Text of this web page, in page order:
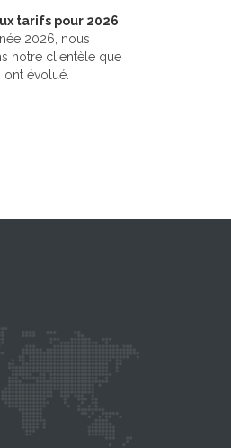
tarifs pour 2026
2026, nous
notre clientèle que
ont évolué.